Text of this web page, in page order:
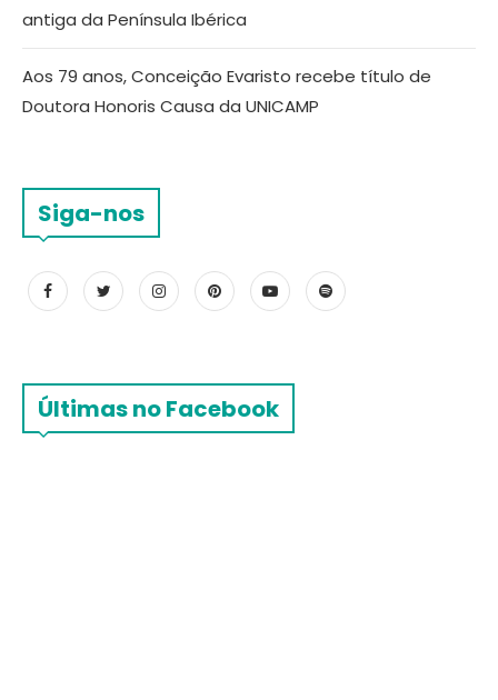
antiga da Península Ibérica
Aos 79 anos, Conceição Evaristo recebe título de
Doutora Honoris Causa da UNICAMP
Siga-nos
Últimas no Facebook